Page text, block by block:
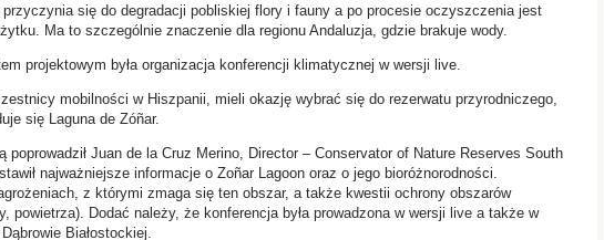
się do degradacji pobliskiej flory i fauny a po procesie oczyszczenia jest
Ma to szczególnie znaczenie dla regionu Andaluzja, gdzie brakuje wody.
projektowym była organizacja konferencji klimatycznej w wersji live.
mobilności w Hiszpanii, mieli okazję wybrać się do rezerwatu przyrodniczego,
się Laguna de Zóñar.
poprowadził Juan de la Cruz Merino, Director – Conservator of Nature Reserves South
najważniejsze informacje o Zoñar Lagoon oraz o jego bioróżnorodności.
z którymi zmaga się ten obszar, a także kwestii ochrony obszarów
powietrza). Dodać należy, że konferencja była prowadzona w wersji live a także w
Białostockiej.